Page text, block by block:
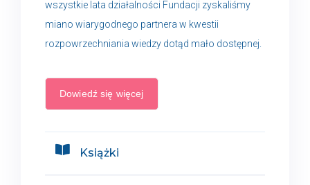
wszystkie lata działalności Fundacji zyskaliśmy
miano wiarygodnego partnera w kwestii
rozpowrzechniania wiedzy dotąd mało dostępnej.
Dowiedź się więcej
Książki